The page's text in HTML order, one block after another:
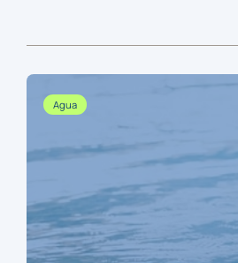
Agua